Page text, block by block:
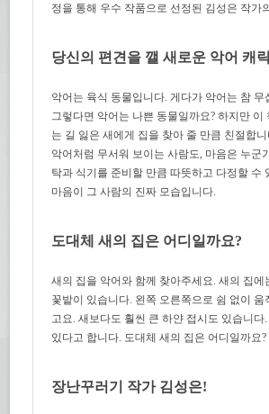
정을 통해 우수 작품으로 선정된 김성은 작가
당신의 편견을 깰 새로운 악어 캐
악어는 육식 동물입니다. 게다가 악어는 참 무
그렇다면 악어는 나쁜 동물일까요? 하지만 이
는 길 잃은 새에게 집을 찾아 줄 만큼 친절합
악어처럼 무서워 보이는 사람도, 마음은 누군
탁과 식기를 준비할 만큼 따뜻하고 다정할 수
마음이 그 사람의 진짜 모습입니다.
도대체 새의 집은 어디일까요?
새의 집을 악어와 함께 찾아주세요. 새의 집에
꽃밭이 있습니다. 왼쪽 오른쪽으로 쉼 없이 움
고요. 새보다도 훨씬 큰 하얀 접시도 있습니다
있다고 합니다. 도대체 새의 집은 어디일까요?
장난꾸러기 작가 김성은!